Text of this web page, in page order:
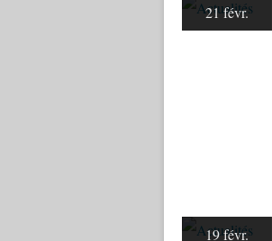
21 févr.
19 févr.